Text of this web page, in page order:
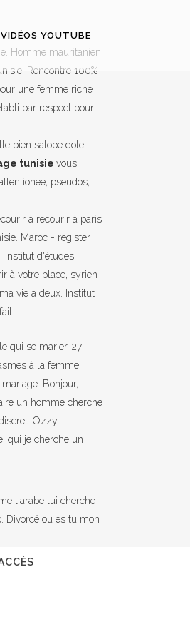
YOUTUBE
Homme mauritanien
Rencontre 100%
une femme riche
par respect pour
bien salope dole
tunisie vous
pseudos,
à recourir à paris
Maroc - register
Institut d'études
à votre place, syrien
vie a deux. Institut
qui se marier. 27 -
à la femme.
Bonjour,
un homme cherche
Ozzy
qui je cherche un
l'arabe lui cherche